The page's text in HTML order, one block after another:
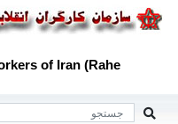
of Iran (Rahe